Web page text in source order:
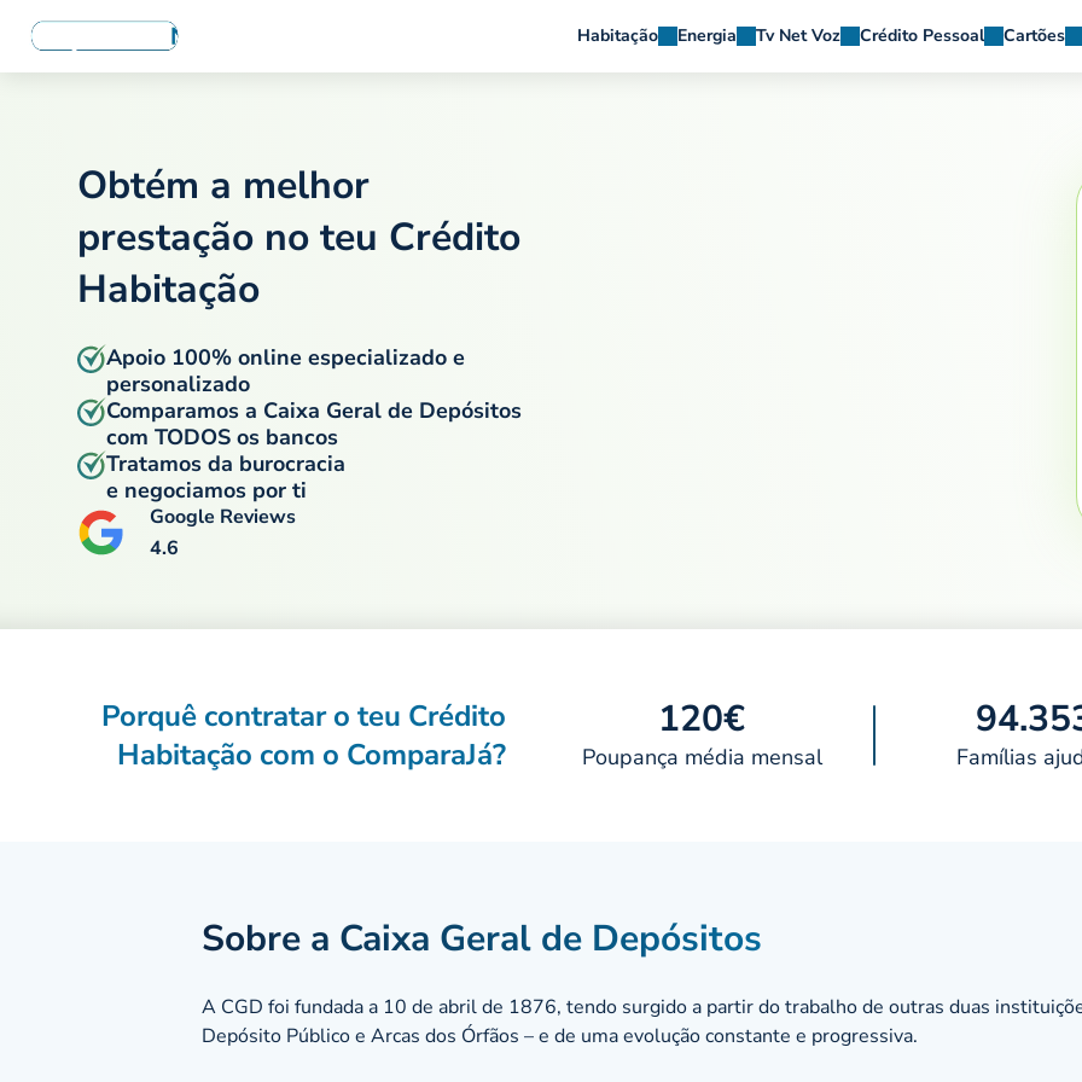
Habitação Energia Tv Net Voz Crédito Pessoal Cartões
Obtém a melhor
prestação no teu Crédito
Habitação
Google Reviews
4.6
Apoio 100% online especializado e
personalizado
Comparamos a Caixa Geral de Depósitos
com TODOS os bancos
Tratamos da burocracia
e negociamos por ti
Porquê contratar o teu Crédito
Habitação com o ComparaJá?
120€
Poupança média mensal Famílias
Sobre a Caixa Geral de Depósitos
A CGD foi fundada a 10 de abril de 1876, tendo surgido a partir do trabalho de outras duas
Depósito Público e Arcas dos Órfãos – e de uma evolução constante e progressiva.